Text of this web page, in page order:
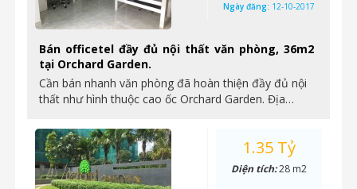
Bán officetel đầy đủ nội thất văn phòng, 36m2
tại Orchard Garden.
Cần bán nhanh văn phòng đã hoàn thiện đầy đủ nội
thất như hình thuộc cao ốc Orchard Garden. Địa…
Ngày đăng: 12-10-2017
1.35 Tỷ
Diện tích:28 m2